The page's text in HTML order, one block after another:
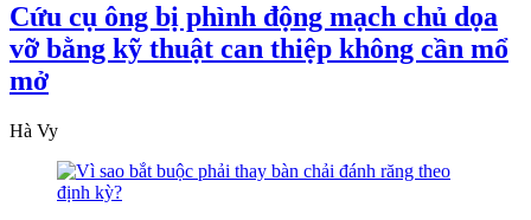
Cứu cụ ông bị phình động mạch chủ dọa
vỡ bằng kỹ thuật can thiệp không cần mổ
mở
Hà Vy